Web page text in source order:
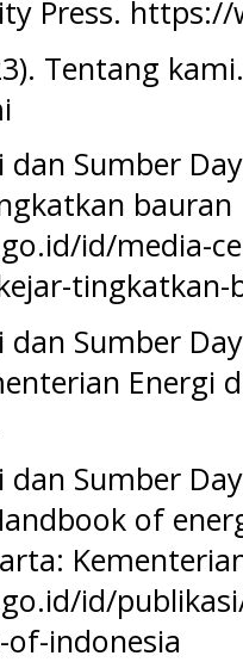
Press.
Tentang
Sumber
bauran
id/media-
tingkatkan-
dan Sumber
Energi
Sumber
of
id/
indonesia